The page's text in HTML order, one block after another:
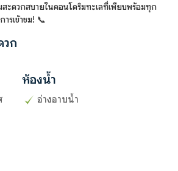
สะดวกสบายในคอนโดริมทะเลที่เพียบพร้อมทุก
รเข้าชม! 📞
วก
ห้องน้ำ
อ่างอาบน้ำ